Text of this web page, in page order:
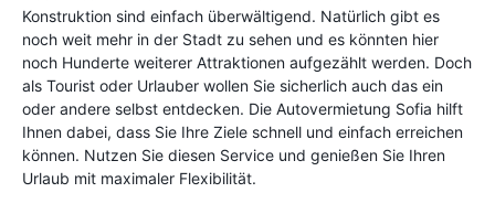
Konstruktion sind einfach überwältigend. Natürlich gibt es
noch weit mehr in der Stadt zu sehen und es könnten hier
noch Hunderte weiterer Attraktionen aufgezählt werden. Doch
als Tourist oder Urlauber wollen Sie sicherlich auch das ein
oder andere selbst entdecken. Die Autovermietung Sofia hilft
Ihnen dabei, dass Sie Ihre Ziele schnell und einfach erreichen
können. Nutzen Sie diesen Service und genießen Sie Ihren
Urlaub mit maximaler Flexibilität.